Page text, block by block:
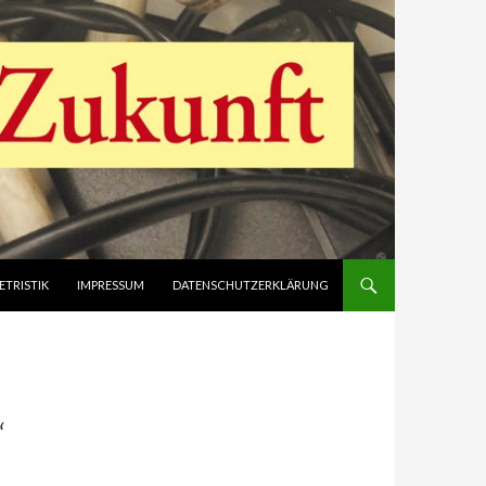
IMPRESSUM DATENSCHUTZERKLÄRUNG